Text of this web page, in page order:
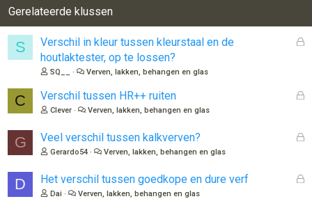
Gerelateerde klussen
S
G
o
Verschil in kleur tussen kleurstaal en de
houtlaktester, op te lossen?
SQ__ Verven, lakken, behangen en glas
C
G
n
Verschil tussen HR++ ruiten
Clever Verven, lakken, behangen en glas
G
G
Veel verschil tussen kalkverven?
Gerardo54 Verven, lakken, behangen en glas
D
G
Het verschil tussen goedkope en dure verf
Dai Verven, lakken, behangen en glas